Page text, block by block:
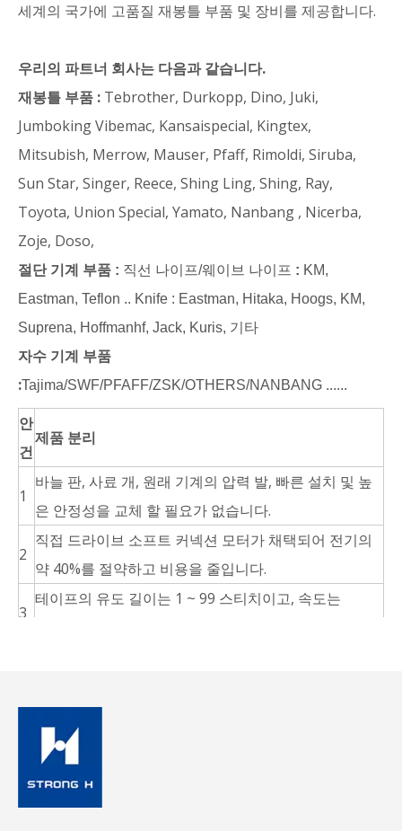
세계의 국가에 고품질 재봉틀 부품 및 장비를 제공합니다.
우리의 파트너 회사는 다음과 같습니다.
재봉틀 부품 : Tebrother, Durkopp, Dino, Juki,
Jumboking Vibemac, Kansaispecial, Kingtex,
Mitsubish, Merrow, Mauser, Pfaff, Rimoldi, Siruba,
Sun Star, Singer, Reece, Shing Ling, Shing, Ray,
Toyota, Union Special, Yamato, Nanbang , Nicerba,
Zoje, Doso,
절단 기계 부품 : 직선 나이프/웨이브 나이프 : KM,
Eastman, Teflon .. Knife : Eastman, Hitaka, Hoogs, KM,
Suprena, Hoffmanhf, Jack, Kuris, 기타
자수 기계 부품
:Tajima/SWF/PFAFF/ZSK/OTHERS/NANBANG ......
안
건
제품 분리
1
바늘 판, 사료 개, 원래 기계의 압력 발, 빠른 설치 및 높
은 안정성을 교체 할 필요가 없습니다.
2
직접 드라이브 소프트 커넥션 모터가 채택되어 전기의
약 40%를 절약하고 비용을 줄입니다.
3
테이프의 유도 길이는 1 ~ 99 스티치이고, 속도는
자동 스레드 트리머 장치